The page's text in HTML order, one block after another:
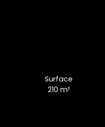
Surface
210 m²